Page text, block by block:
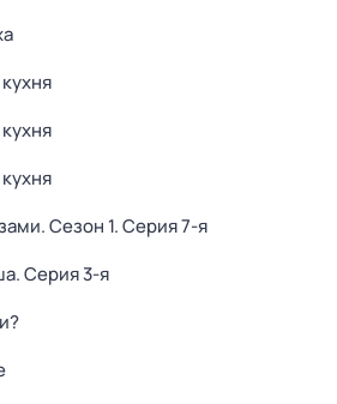
. Сезон 1. Серия 7-я
. Серия 3-я